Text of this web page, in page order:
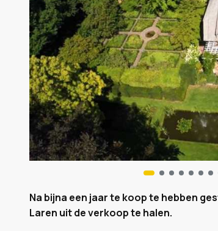
Na bijna een jaar te koop te hebben
Laren uit de verkoop te halen.